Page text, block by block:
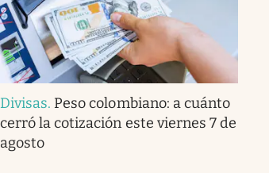
Divisas. Peso colombiano: a cuánto
cerró la cotización este viernes 7 de
agosto